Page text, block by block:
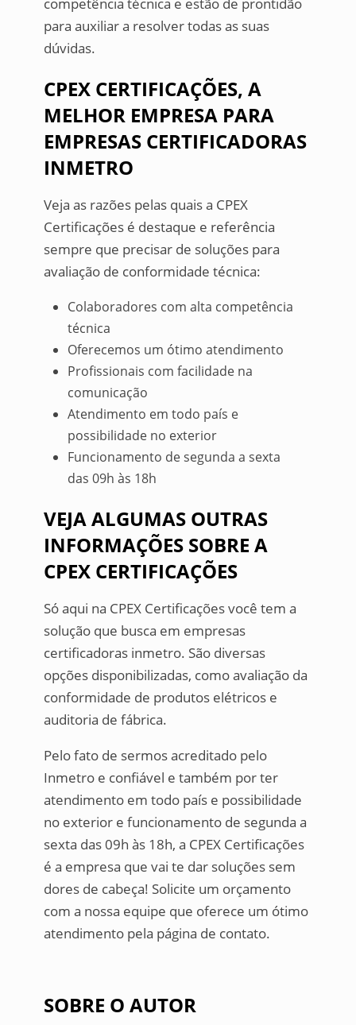
competência técnica e estão de prontidão
para auxiliar a resolver todas as suas
dúvidas.
CPEX CERTIFICAÇÕES, A
MELHOR EMPRESA PARA
EMPRESAS CERTIFICADORAS
INMETRO
Veja as razões pelas quais a CPEX
Certificações é destaque e referência
sempre que precisar de soluções para
avaliação de conformidade técnica:
Colaboradores com alta competência
técnica
Oferecemos um ótimo atendimento
Profissionais com facilidade na
comunicação
Atendimento em todo país e
possibilidade no exterior
Funcionamento de segunda a sexta
das 09h às 18h
VEJA ALGUMAS OUTRAS
INFORMAÇÕES SOBRE A
CPEX CERTIFICAÇÕES
Só aqui na CPEX Certificações você tem a
solução que busca em empresas
certificadoras inmetro. São diversas
opções disponibilizadas, como avaliação da
conformidade de produtos elétricos e
auditoria de fábrica.
Pelo fato de sermos acreditado pelo
Inmetro e confiável e também por ter
atendimento em todo país e possibilidade
no exterior e funcionamento de segunda a
sexta das 09h às 18h, a CPEX Certificações
é a empresa que vai te dar soluções sem
dores de cabeça! Solicite um orçamento
com a nossa equipe que oferece um ótimo
atendimento pela página de contato.
SOBRE O AUTOR